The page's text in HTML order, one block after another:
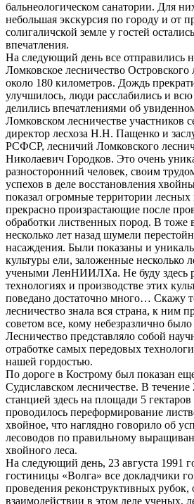
бальнеологическом санатории. Для
небольшая экскурсия по городу и от
солигаличской земле у гостей
впечатления.
На следующий день все отправились
Ломковское лесничество Островского
около 180 километров. Дождь
улучшилось, люди расслабились и всю
делились впечатлениями об
Ломковском лесничестве участников
директор лесхоза Н.Н. Пащенко и
РСФСР, лесничий Ломковского
Николаевич Городков. Это очень
разносторонний человек, своим
успехов в деле восстановления
показал огромные территории лесных
прекрасно произрастающие после
обработки лиственных пород. В тоже
несколько лет назад шумели
насаждения. Были показаны и
культуры ели, заложенные несколько
учеными ЛенНИИЛХа. Не буду здесь
технологиях и производстве этих
поведано достаточно много… Скажу
лесничество знала вся страна, к ним
советом все, кому небезразлично было
Лесничество представляло собой
отработке самых передовых
нашей гордостью.
По дороге в Кострому был показан
Судиславском лесничестве. В
станцией здесь на площади 5
проводилось переформирование
хвойное, что наглядно говорило об
лесоводов по правильному
хвойного леса.
На следующий день, 23 августа 1991
гостиницы «Волга» все докладчики
проведения реконструктивных рубок,
взаимодействии в этом деле ученых,